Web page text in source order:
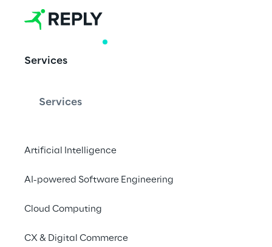
Services
Services
Artificial Intelligence
AI-powered Software Engineering
Cloud Computing
CX & Digital Commerce
Segurança
especialistas da
relacionados com a